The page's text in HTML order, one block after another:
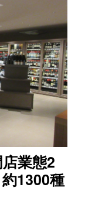
業態2
1300種